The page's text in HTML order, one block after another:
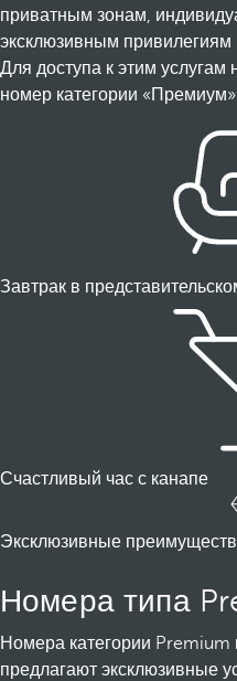
приватным зонам,
эксклюзивным
Для доступа к этим
номер категории
Завтрак в
Счастливый час с канапе
Эксклюзивные
Номера типа
Номера категории
предлагают эксклюзивные